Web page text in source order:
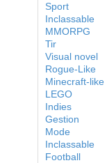
Sport
Inclassable
MMORPG
Tir
Visual novel
Rogue-Like
Minecraft-like
LEGO
Indies
Gestion
Mode
Inclassable
Football